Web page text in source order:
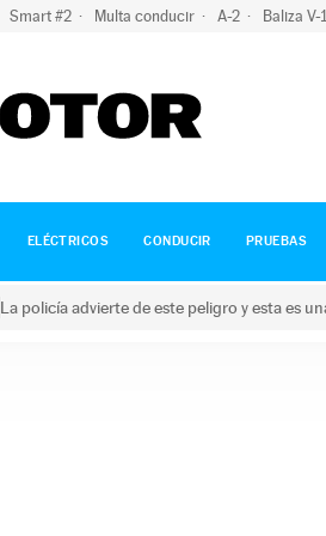
Smart #2 Multa conducir A-2 Baliza V-
ELÉCTRICOS CONDUCIR PRUEBAS
La policía advierte de este peligro y esta es